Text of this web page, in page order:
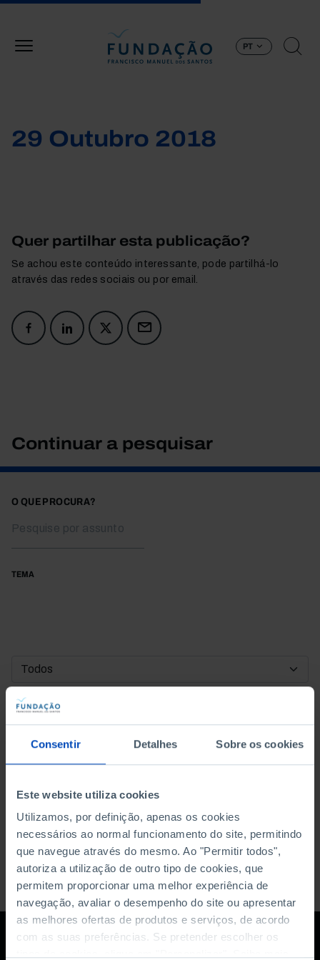
Consentir Detalhes Sobre os cookies
Este website utiliza cookies
Utilizamos, por definição, apenas os cookies
necessários ao normal funcionamento do site, permitindo
que navegue através do mesmo. Ao "Permitir todos",
autoriza a utilização de outro tipo de cookies, que
permitem proporcionar uma melhor experiência de
navegação, avaliar o desempenho do site ou apresentar
as melhores ofertas de produtos e serviços, de acordo
com as suas preferências. Se pretender escolher os
PT
29 Outubro 2018
Quer partilhar esta publicação?
Se achou este conteúdo interessante, pode partilhá-lo
através das redes sociais ou por email.
Continuar a pesquisar
O QUE PROCURA?
TEMA
DATA DE INÍCIO
DATA DE FIM